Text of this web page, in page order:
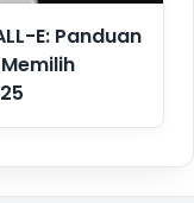
E: Panduan